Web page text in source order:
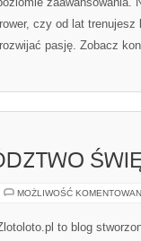
czy od lat
pasję. Zobacz
MOŻLIWOŚĆ
to blog